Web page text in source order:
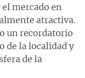
mercado en
atractiva.
un recordatorio
de la localidad y
de la